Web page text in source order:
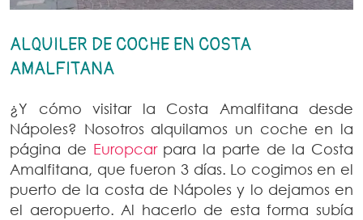
ALQUILER DE COCHE EN COSTA
AMALFITANA
¿Y cómo visitar la Costa Amalfitana desde
Nápoles? Nosotros alquilamos un coche en la
página de Europcarpara la parte de la Costa
Amalfitana, que fueron 3 días. Lo cogimos en el
puerto de la costa de Nápoles y lo dejamos en
el aeropuerto. Al hacerlo de esta forma subía